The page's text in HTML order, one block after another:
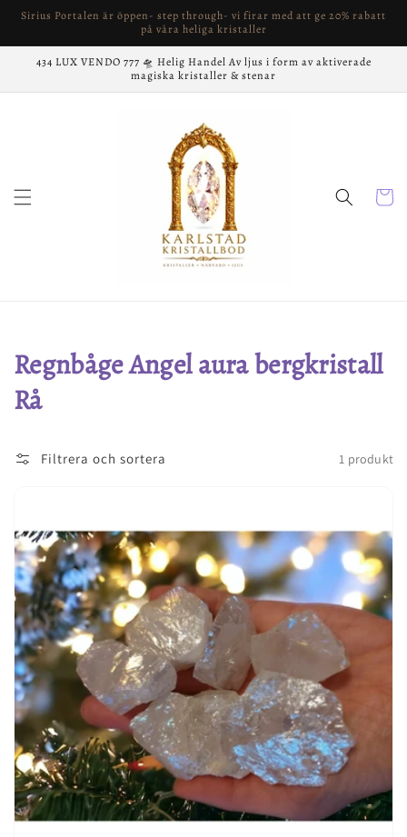
vidare
innehåll
Sirius Portalen är öppen- step through- vi firar med att ge 20% rabatt
på våra heliga kristaller
434 LUX VENDO 777 🛸 Helig Handel Av ljus i form av aktiverade
magiska kristaller & stenar
Produktserie:
Regnbåge Angel aura bergkristall
Rå
Filtrera och sortera 1 produkt